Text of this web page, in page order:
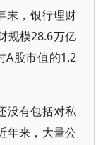
末，银行理财
规模28.6万亿
A股市值的1.2
没有包括对私
年来，大量公